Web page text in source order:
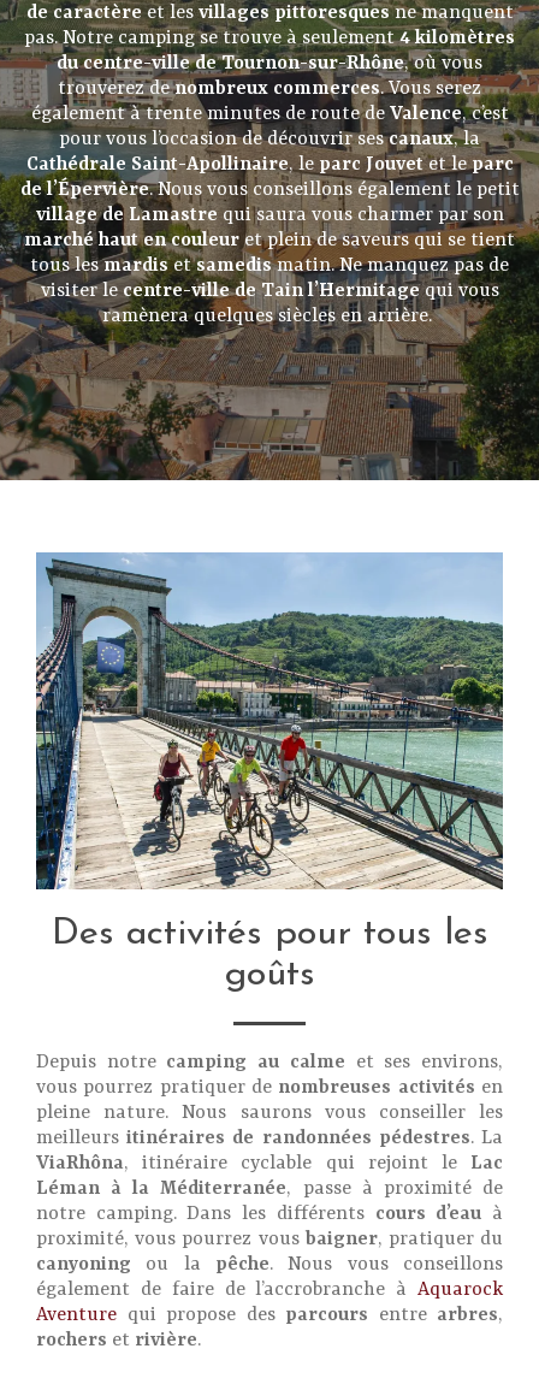
de caractère et lesvillages pittoresquesne manquent
pas. Notre camping se trouve à seulement4 kilomètres
du centre-ville de Tournon-sur-Rhône, où vous
trouverez denombreux commerces. Vous serez
également à trente minutes de route de Valence, c’est
pour vous l’occasion de découvrir sescanaux, la
Cathédrale Saint-Apollinaire, le parc Jouvetet leparc
de l’Épervière. Nous vous conseillons également le petit
village de Lamastre qui saura vous charmer par son
marché haut en couleur et plein de saveurs qui se tient
tous lesmardisetsamedismatin. Ne manquez pas de
visiter le centre-ville de Tain l’Hermitagequi vous
ramènera quelques siècles en arrière.
Des activités pour tous les
goûts
Depuis notrecamping au calme et ses environs,
vous pourrez pratiquer de nombreuses activités en
pleine nature. Nous saurons vous conseiller les
meilleurs itinéraires de randonnées pédestres. La
ViaRhôna, itinéraire cyclable qui rejoint le Lac
Léman à la Méditerranée, passe à proximité de
notre camping. Dans les différentscours d’eau à
proximité, vous pourrez vous baigner, pratiquer du
canyoning ou la pêche. Nous vous conseillons
également de faire de l’accrobranche à Aquarock
Aventure qui propose des parcours entre arbres,
rochers et rivière.